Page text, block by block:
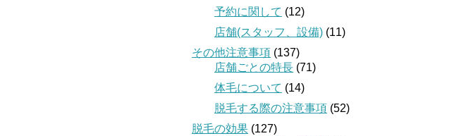
予約に関して (12)
店舗(スタッフ、設備) (11)
その他注意事項 (137)
店舗ごとの特長 (71)
体毛について (14)
脱毛する際の注意事項 (52)
脱毛の効果 (127)